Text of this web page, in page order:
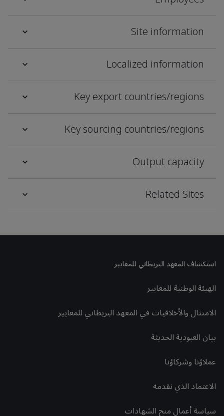
Site information
Localized information
Key export countries/regions
Key sourcing countries/regions
Output capacity
Related Sites
استكشاف المعهد البريطاني للمعايير
الهيئة الوطنية للمعايير
الامتثال والأخلاقيات في المعهد البريطاني للمعايير
بيان العبودية الحديثة
عملاؤنا وشركاؤنا
الاعتماد الذي نقدمه
سياسة أعمال منح الشهادات